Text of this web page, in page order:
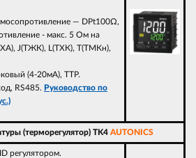
— DPt100Ω,
- макс. 5 Ом на
J(ТЖК), L(ТХК), T(ТМКн),
(4-20мА), ТТР.
RS485. Руководство по
(терморегулятор) TK4 AUTONICS
регулятором.